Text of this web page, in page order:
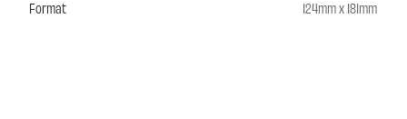
Format
124mm x 181mm